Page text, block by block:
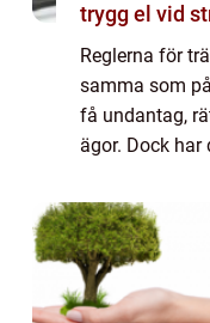
trygg el vid
Reglerna för
samma som
få undantag,
ägor. Dock
berättigat du